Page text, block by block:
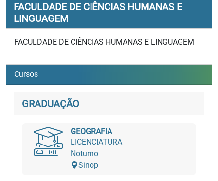
FACULDADE DE CIÊNCIAS HUMANAS E
LINGUAGEM
FACULDADE DE CIÊNCIAS HUMANAS E LINGUAGEM
Cursos
GRADUAÇÃO
GEOGRAFIA
LICENCIATURA
Noturno
Sinop